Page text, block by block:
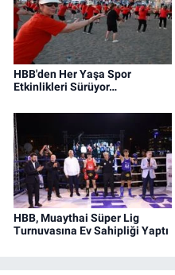
HBB'den Her Yaşa Spor
Etkinlikleri Sürüyor…
HBB, Muaythai Süper Lig
Turnuvasına Ev Sahipliği Yaptı